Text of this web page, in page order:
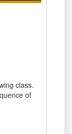
class.
of